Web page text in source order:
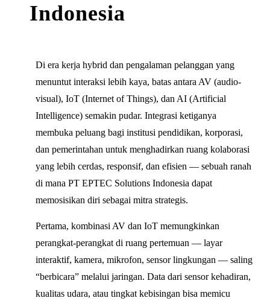
Indonesia
Di era kerja hybrid dan pengalaman pelanggan yang
menuntut interaksi lebih kaya, batas antara AV (audio-
visual), IoT (Internet of Things), dan AI (Artificial
Intelligence) semakin pudar. Integrasi ketiganya
membuka peluang bagi institusi pendidikan, korporasi,
dan pemerintahan untuk menghadirkan ruang kolaborasi
yang lebih cerdas, responsif, dan efisien — sebuah ranah
di mana PT EPTEC Solutions Indonesia dapat
memosisikan diri sebagai mitra strategis.
Pertama, kombinasi AV dan IoT memungkinkan
perangkat-perangkat di ruang pertemuan — layar
interaktif, kamera, mikrofon, sensor lingkungan — saling
“berbicara” melalui jaringan. Data dari sensor kehadiran,
kualitas udara, atau tingkat kebisingan bisa memicu